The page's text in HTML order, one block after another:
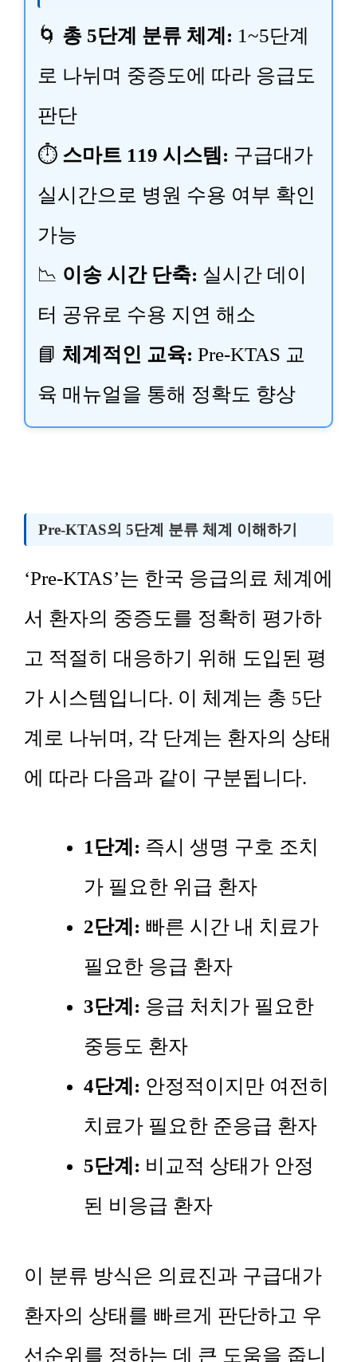
🌀 총 5단계 분류 체계: 1~5단계
로 나뉘며 중증도에 따라 응급도
판단
⏱ 스마트 119 시스템: 구급대가
실시간으로 병원 수용 여부 확인
가능
📉 이송 시간 단축: 실시간 데이
터 공유로 수용 지연 해소
📘 체계적인 교육: Pre-KTAS 교
육 매뉴얼을 통해 정확도 향상
Pre-KTAS의 5단계 분류 체계 이해하기
‘Pre-KTAS’는 한국 응급의료 체계에
서 환자의 중증도를 정확히 평가하
고 적절히 대응하기 위해 도입된 평
가 시스템입니다. 이 체계는 총 5단
계로 나뉘며, 각 단계는 환자의 상태
에 따라 다음과 같이 구분됩니다.
1단계: 즉시 생명 구호 조치
가 필요한 위급 환자
2단계: 빠른 시간 내 치료가
필요한 응급 환자
3단계: 응급 처치가 필요한
중등도 환자
4단계: 안정적이지만 여전히
치료가 필요한 준응급 환자
5단계: 비교적 상태가 안정
된 비응급 환자
이 분류 방식은 의료진과 구급대가
환자의 상태를 빠르게 판단하고 우
선순위를 정하는 데 큰 도움을 줍니